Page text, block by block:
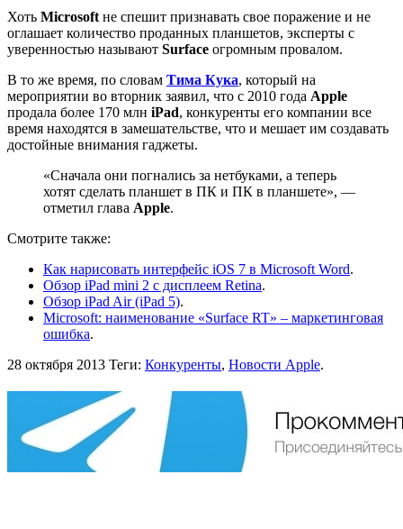
Хоть Microsoft не спешит признавать свое поражение и не
оглашает количество проданных планшетов, эксперты с
уверенностью называют Surface огромным провалом.
В то же время, по словам Тима Кука, который на
мероприятии во вторник заявил, что с 2010 года Apple
продала более 170 млн iPad, конкуренты его компании все
время находятся в замешательстве, что и мешает им создавать
достойные внимания гаджеты.
«Сначала они погнались за нетбуками, а теперь
хотят сделать планшет в ПК и ПК в планшете», —
отметил глава Apple.
Смотрите также:
Как нарисовать интерфейс iOS 7 в Microsoft Word.
Обзор iPad mini 2 с дисплеем Retina.
Обзор iPad Air (iPad 5).
Microsoft: наименование «Surface RT» – маркетинговая
ошибка.
28 октября 2013 Теги: Конкуренты, Новости Apple.